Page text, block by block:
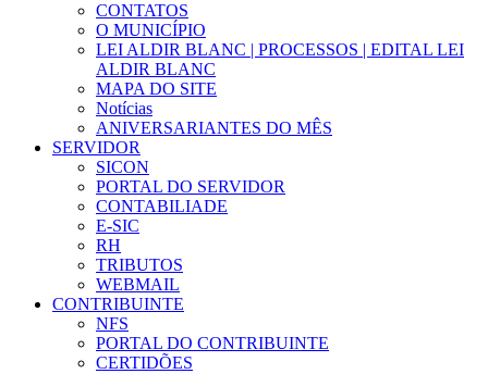
CONTATOS
O MUNICÍPIO
LEI ALDIR BLANC | PROCESSOS | EDITAL LEI
ALDIR BLANC
MAPA DO SITE
Notícias
ANIVERSARIANTES DO MÊS
SERVIDOR
SICON
PORTAL DO SERVIDOR
CONTABILIADE
E-SIC
RH
TRIBUTOS
WEBMAIL
CONTRIBUINTE
NFS
PORTAL DO CONTRIBUINTE
CERTIDÕES